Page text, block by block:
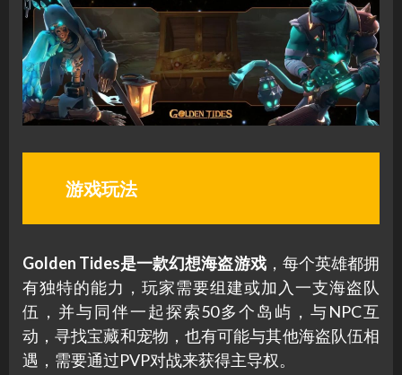
游戏玩法
Golden Tides是一款幻想海盗游戏，每个英雄都拥
有独特的能力，玩家需要组建或加入一支海盗队
伍，并与同伴一起探索50多个岛屿，与NPC互
动，寻找宝藏和宠物，也有可能与其他海盗队伍相
遇，需要通过PVP对战来获得主导权。